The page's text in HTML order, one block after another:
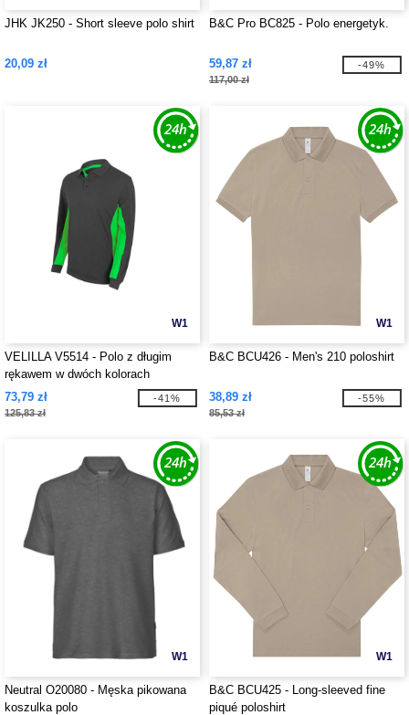
JHK JK250 - Short sleeve polo shirt
20,09 zł
B&C Pro BC825 - Polo energetyk.
59,87 zł
117,00 zł
-49%
W1
VELILLA V5514 - Polo z długim
rękawem w dwóch kolorach
73,79 zł
125,83 zł
-41%
W1
B&C BCU426 - Men's 210 poloshirt
38,89 zł
85,53 zł
-55%
W1
Neutral O20080 - Męska pikowana
koszulka polo
W1
B&C BCU425 - Long-sleeved fine
piqué poloshirt